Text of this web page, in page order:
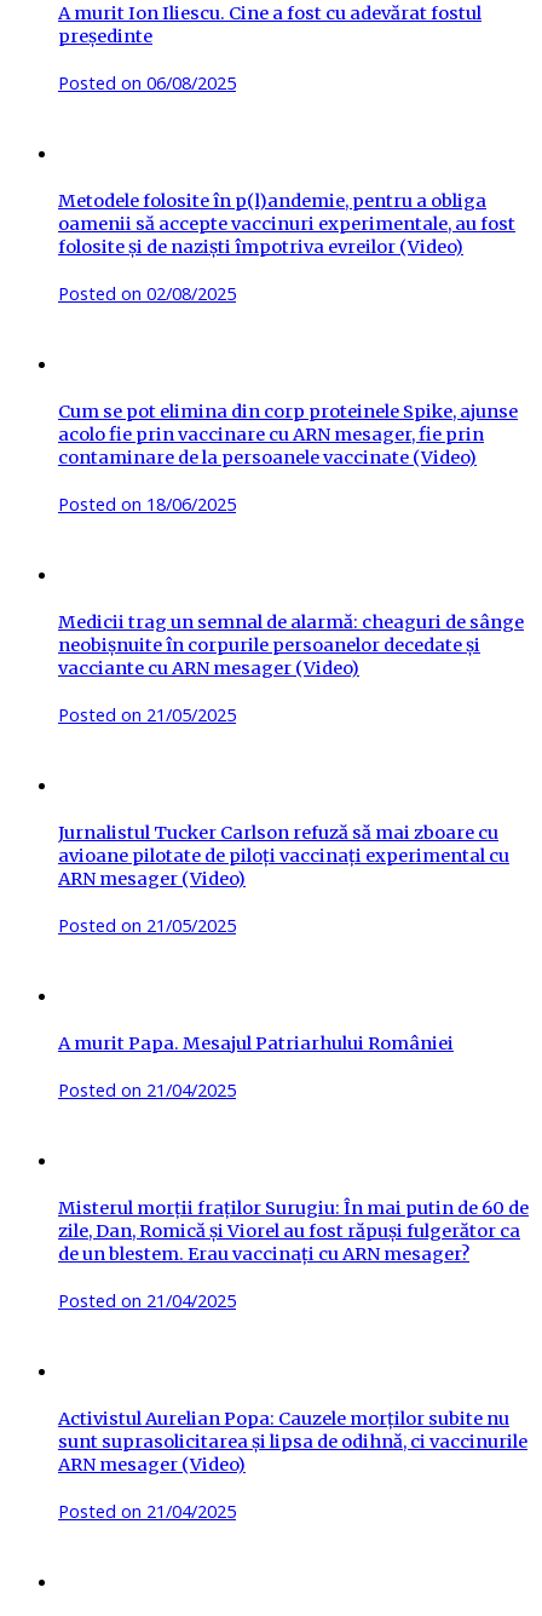
A murit Ion Iliescu. Cine a fost cu adevărat fostul
președinte
Posted on 06/08/2025
Metodele folosite în p(l)andemie, pentru a obliga
oamenii să accepte vaccinuri experimentale, au fost
folosite și de naziști împotriva evreilor (Video)
Posted on 02/08/2025
Cum se pot elimina din corp proteinele Spike, ajunse
acolo fie prin vaccinare cu ARN mesager, fie prin
contaminare de la persoanele vaccinate (Video)
Posted on 18/06/2025
Medicii trag un semnal de alarmă: cheaguri de sânge
neobișnuite în corpurile persoanelor decedate și
vacciante cu ARN mesager (Video)
Posted on 21/05/2025
Jurnalistul Tucker Carlson refuză să mai zboare cu
avioane pilotate de piloți vaccinați experimental cu
ARN mesager (Video)
Posted on 21/05/2025
A murit Papa. Mesajul Patriarhului României
Posted on 21/04/2025
Misterul morții fraților Surugiu: În mai putin de 60 de
zile, Dan, Romică și Viorel au fost răpuși fulgerător ca
de un blestem. Erau vaccinați cu ARN mesager?
Posted on 21/04/2025
Activistul Aurelian Popa: Cauzele morților subite nu
sunt suprasolicitarea și lipsa de odihnă, ci vaccinurile
ARN mesager (Video)
Posted on 21/04/2025